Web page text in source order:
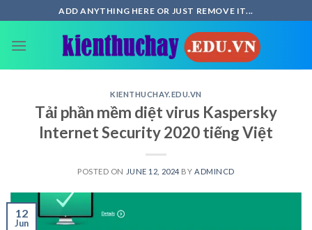
to
content
ADD ANYTHING HERE OR JUST REMOVE IT...
KIENTHUCHAY.EDU.VN
Tải phần mềm diệt virus Kaspersky
Internet Security 2020 tiếng Việt
POSTED ON JUNE 12, 2024 BY ADMINCD
12
Jun